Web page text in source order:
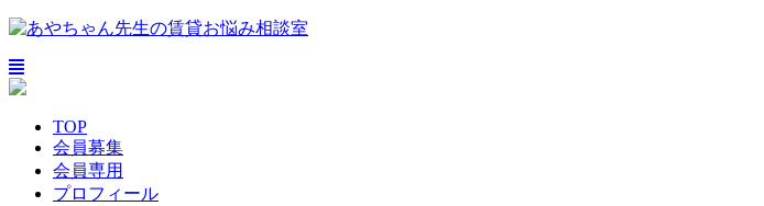
TOP
会員募集
会員専用
プロフィール